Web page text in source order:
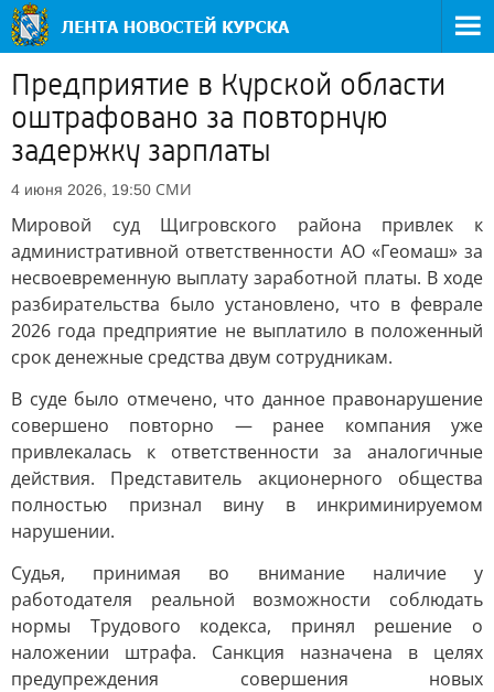
Предприятие в Курской области
оштрафовано за повторную
задержку зарплаты
4 июня 2026, 19:50 СМИ
Мировой суд Щигровского района привлек к
административной ответственности АО «Геомаш» за
несвоевременную выплату заработной платы. В ходе
разбирательства было установлено, что в феврале
2026 года предприятие не выплатило в положенный
срок денежные средства двум сотрудникам.
В суде было отмечено, что данное правонарушение
совершено повторно — ранее компания уже
привлекалась к ответственности за аналогичные
действия. Представитель акционерного общества
полностью признал вину в инкриминируемом
нарушении.
Судья, принимая во внимание наличие у
работодателя реальной возможности соблюдать
нормы Трудового кодекса, принял решение о
наложении штрафа. Санкция назначена в целях
предупреждения совершения новых